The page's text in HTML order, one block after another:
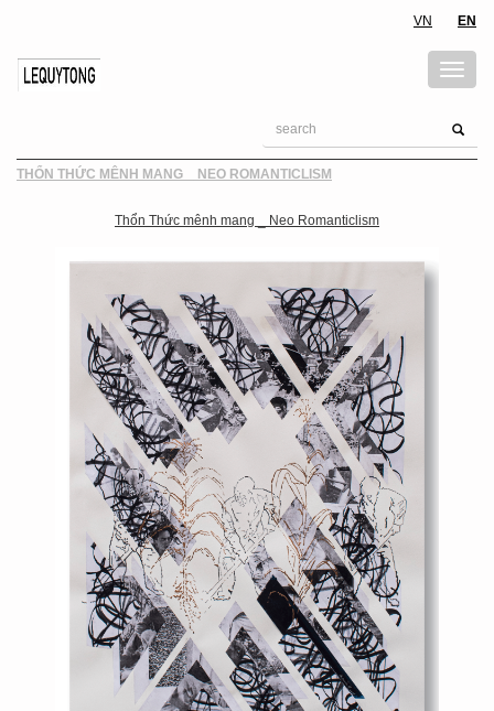
VN EN
THỔN THỨC MÊNH MANG _ NEO ROMANTICLISM
Thổn Thức mênh mang _ Neo Romanticlism